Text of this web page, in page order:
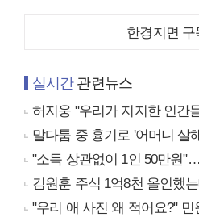
한경지면 구
실시간관련뉴스
허지웅 "우리가 지지한 인간들
말다툼 중 흉기로 '어머니 살
"소득 상관없이 1인 50만원
김원훈 주식 1억8천 올인했
"우리 애 사진 왜 적어요?"